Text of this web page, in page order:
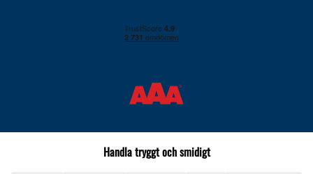
Handla tryggt och smidigt